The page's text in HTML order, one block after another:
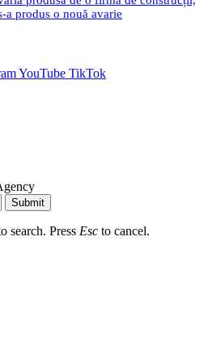
a produs o nouă avarie
YouTube TikTok
Submit
search. Press Esc to cancel.